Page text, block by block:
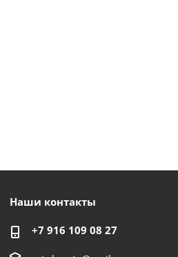
Наши контакты
+7 916 109 08 27